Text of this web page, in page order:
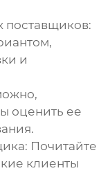
поставщиков:
и
оценить ее
Почитайте
клиенты